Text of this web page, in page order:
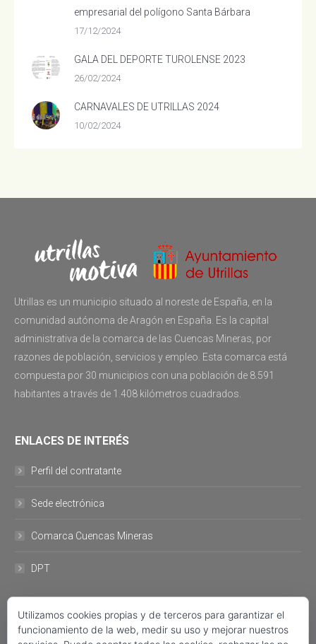
empresarial del polígono Santa Bárbara
17/12/2024
GALA DEL DEPORTE TUROLENSE 2023
26/02/2024
CARNAVALES DE UTRILLAS 2024
10/02/2024
Utrillas es un municipio situado al noreste de España, en la
comunidad autónoma de Aragón en España. Es la capital
administrativa de la comarca de las Cuencas Mineras, por
razones de población, servicios y empleo. Esta comarca está
compuesta por 30 municipios con una población de 8.591
habitantes a través de 1.408 kilómetros cuadrados.
ENLACES DE INTERÉS
Perfil del contratante
Sede electrónica
Comarca Cuencas Mineras
DPT
DATOS DE CONTACTO
Utilizamos cookies propias y de terceros para garantizar el
funcionamiento de la web, medir su uso y mejorar nuestros